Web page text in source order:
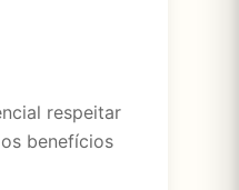
respeitar
benefícios